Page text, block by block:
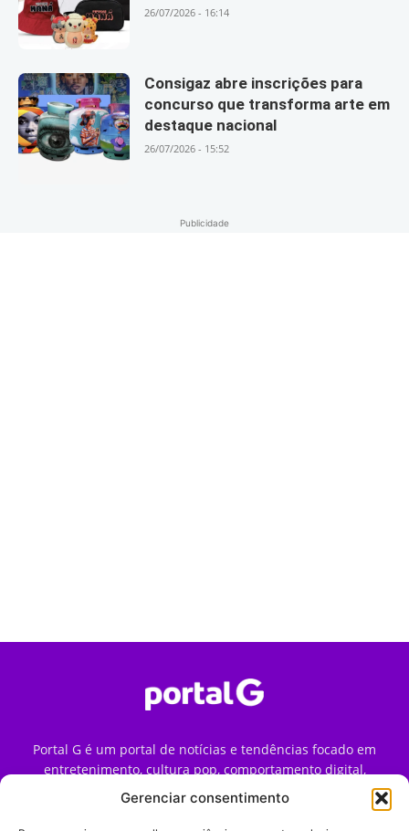
Gerenciar consentimento
26/07/2026 - 16:14
Consigaz abre inscrições para
concurso que transforma arte em
destaque nacional
26/07/2026 - 15:52
Publicidade
Portal G é um portal de notícias e tendências focado em
entretenimento, cultura pop, comportamento digital,
streaming, games e iniciativas de marca que impactam a
forma como o público vive e consome internet no Brasil.